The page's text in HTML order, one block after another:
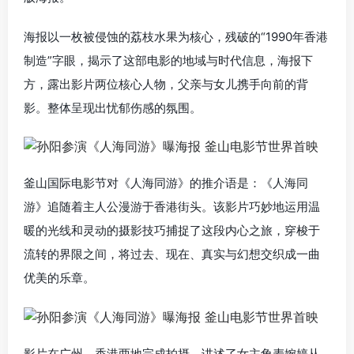
海报以一枚被侵蚀的荔枝水果为核心，残破的“1990年香港
制造”字眼，揭示了这部电影的地域与时代信息，海报下
方，露出影片两位核心人物，父亲与女儿携手向前的背
影。整体呈现出忧郁伤感的氛围。
釜山国际电影节对《人海同游》的推介语是：《人海同
游》追随着主人公漫游于香港街头。该影片巧妙地运用温
暖的光线和灵动的摄影技巧捕捉了这段内心之旅，穿梭于
流转的界限之间，将过去、现在、真实与幻想交织成一曲
优美的乐章。